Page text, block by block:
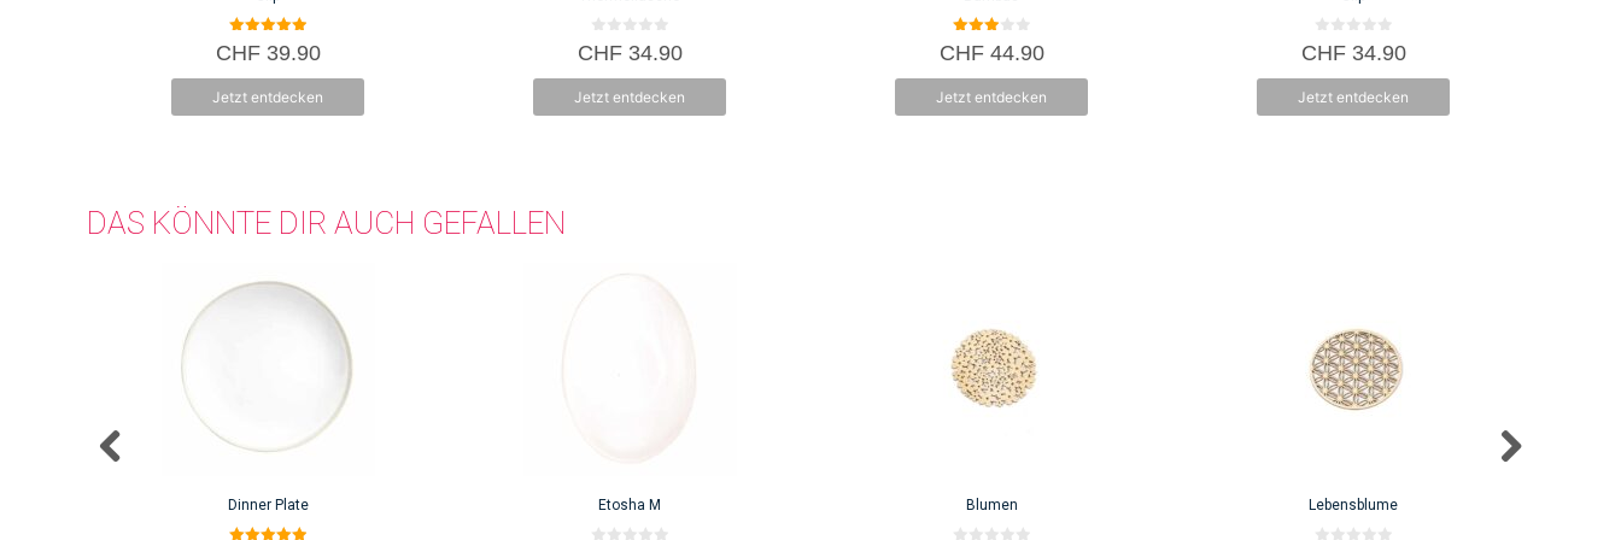
5.00
von 5
CHF39.90
Jetzt entdecken
0
v
5
CHF34.90
Jetzt entdecken
3.00
von 5
CHF44.90
Jetzt entdecken
0
v
5
CHF34.90
Jetzt entdecken
DAS KÖNNTE DIR AUCH GEFALLEN
Dinner Plate Etosha M Blumen Lebensblume